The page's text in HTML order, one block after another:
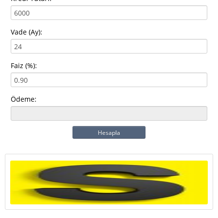
Vade (Ay):
Faiz (%):
Ödeme:
Hesapla